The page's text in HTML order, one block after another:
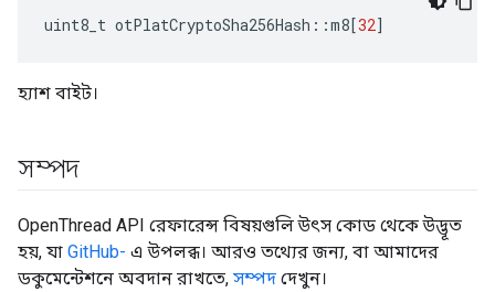
uint8_t otPlatCryptoSha256Hash ::m8[32]
হ্যাশ বাইট।
সম্পদ
OpenThread API রেফারেন্স বিষয়গুলি উৎস কোড থেকে উদ্ভূত
হয়, যা GitHub- এ উপলব্ধ। আরও তথ্যের জন্য, বা আমাদের
ডকুমেন্টেশনে অবদান রাখতে, সম্পদ দেখুন।